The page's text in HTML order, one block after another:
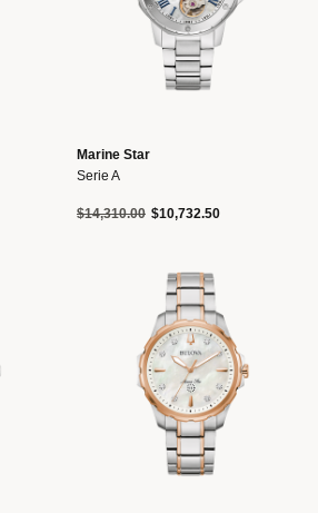
Marine Star
Serie A
Precio reducido de
$14,310.00a$10,732.50